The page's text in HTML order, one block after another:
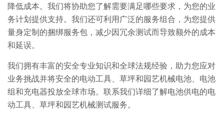
降低成本。我们将协助您了解需要满足哪些要求，为您的业
务计划提供支持。我们还可利用广泛的服务组合，为您提供
量身定制的捆绑服务包，减少因冗余测试而导致额外的成本
和延误。
我们拥有丰富的安全专业知识和全球法规经验，助力您应对
业务挑战并将安全的电动工具、草坪和园艺机械电池、电池
组和充电器投放全球市场。联系我们详细了解电池供电的电
动工具、草坪和园艺机械测试服务。